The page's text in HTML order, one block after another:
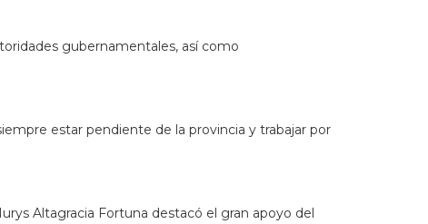
gubernamentales, así como
estar pendiente de la provincia y trabajar por
Altagracia Fortuna destacó el gran apoyo del